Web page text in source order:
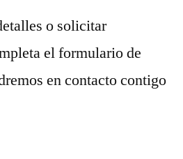
o solicitar
el formulario de
en contacto contigo